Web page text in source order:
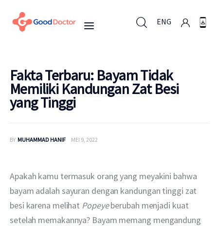
ENG
ENG
Untuk Bisnis
Layanan
Fakta Terbaru: Bayam Tidak
Memiliki Kandungan Zat Besi
yang Tinggi
BY MUHAMMAD HANIF MEI 9, 2022
Apakah kamu termasuk orang yang meyakini bahwa
bayam adalah sayuran dengan kandungan tinggi zat
besi karena melihat Popeye berubah menjadi kuat
setelah memakannya? Bayam memang mengandung